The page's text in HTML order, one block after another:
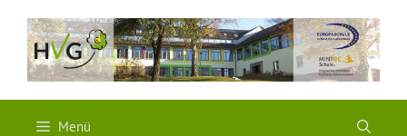
Inhalt
springen
Menü